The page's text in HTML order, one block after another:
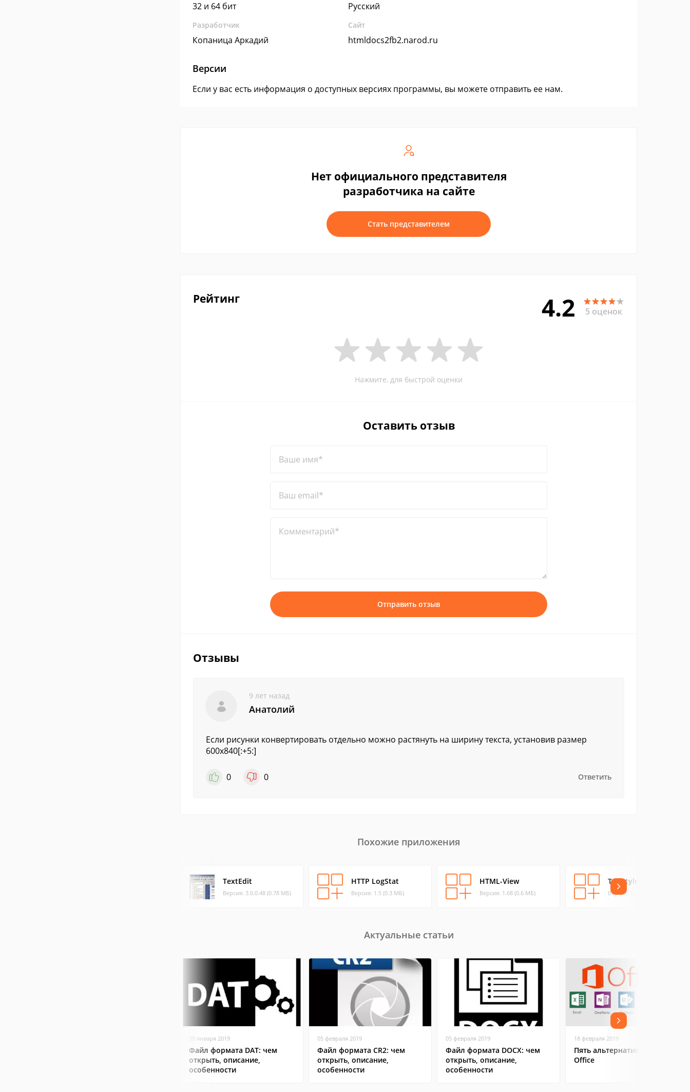
32 и 64 бит Русский
Разработчик
Копаница Аркадий
Сайт
htmldocs2fb2.narod.ru
Версии
Если у вас есть информация о доступных версиях программы, вы можете отправить ее нам.
Нет официального представителя
разработчика на сайте
Стать представителем
Рейтинг 4.2 5 оценок
Нажмите, для быстрой оценки
Оставить отзыв
Ваше имя*
Ваш email*
Комментарий*
Отправить отзыв
Отзывы
9 лет назад
Анатолий
Если рисунки конвертировать отдельно можно растянуть на ширину текста, установив размер
600х840[:+5:]
0 0 Ответить
Похожие приложения
TextEdit
Версия: 3.0.0.48 (0.78 МБ)
HTTP LogStat
Версия: 1.5 (0.3 МБ)
HTML-View
Версия: 1.68 (0.6 МБ)
TopStyle 5
Версия: 5.0.0.10 (6.15 МБ)
Актуальные статьи
30 января 2019
Файл формата DAT: чем
открыть, описание,
особенности
05 февраля 2019
Файл формата CR2: чем
открыть, описание,
особенности
05 февраля 2019
Файл формата DOCX: чем
открыть, описание,
особенности
18 февраля 2019
Пять альтернатив Microsoft
Office